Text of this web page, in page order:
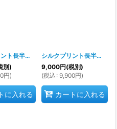
シルクプリント長半纏 s9557]
別)
円)
に入れる
シルクプリント長半纏
9,000円(税別)
(税込 : 9,900円)
カートに入れる